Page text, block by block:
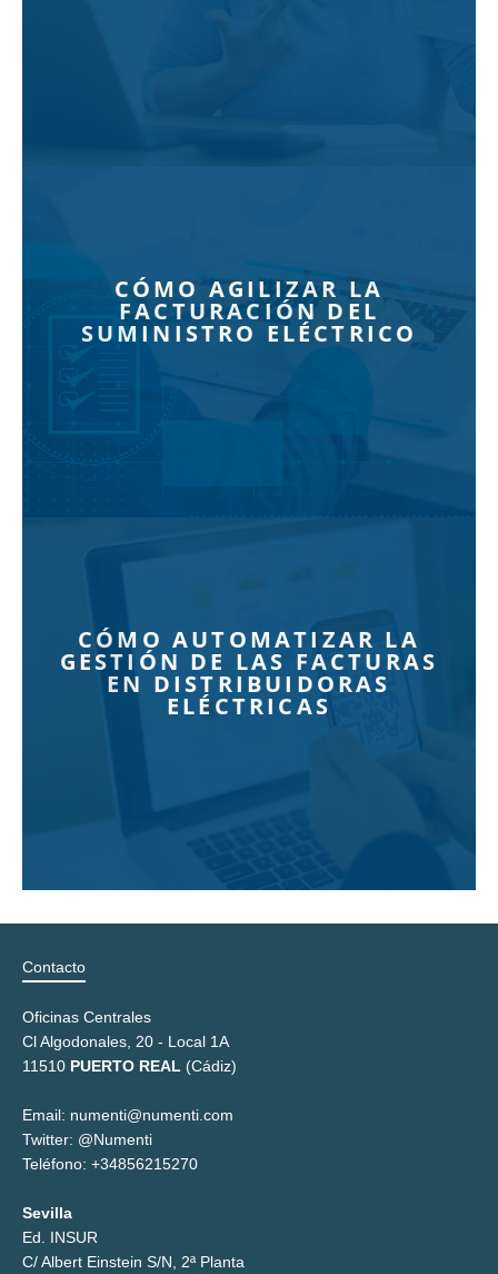
CÓMO AGILIZAR LA
FACTURACIÓN DEL
SUMINISTRO ELÉCTRICO
CÓMO AUTOMATIZAR LA
GESTIÓN DE LAS FACTURAS
EN DISTRIBUIDORAS
ELÉCTRICAS
Contacto
Oficinas Centrales
Cl Algodonales, 20 - Local 1A
11510 PUERTO REAL (Cádiz)
Email: numenti@numenti.com
Twitter: @Numenti
Teléfono: +34856215270
Sevilla
Ed. INSUR
C/ Albert Einstein S/N, 2ª Planta